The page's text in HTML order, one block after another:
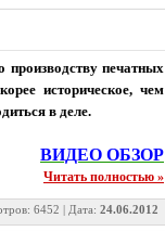
производству печатных
историческое, чем
в деле.
ВИДЕО ОБЗОР
Читать полностью »
6452 | Дата: 24.06.2012